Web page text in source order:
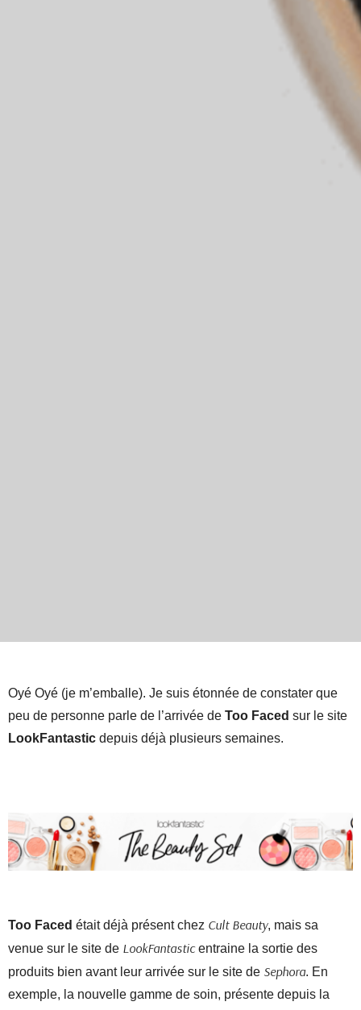
Oyé Oyé (je m’emballe). Je suis étonnée de constater que
peu de personne parle de l’arrivée de Too Faced sur le site
LookFantastic depuis déjà plusieurs semaines.
Too Faced était déjà présent chez Cult Beauty, mais sa
venue sur le site de LookFantasticentraine la sortie des
produits bien avant leur arrivée sur le site de Sephora. En
exemple, la nouvelle gamme de soin, présente depuis la